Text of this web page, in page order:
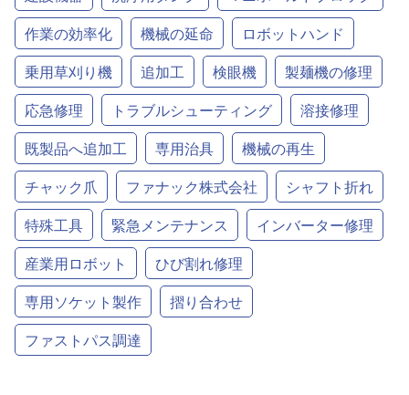
作業の効率化
機械の延命
ロボットハンド
乗用草刈り機
追加工 検眼機
製麺機の修理
応急修理
トラブルシューティング
溶接修理
既製品へ追加工
専用治具
機械の再生
チャック爪
ファナック株式会社
シャフト折れ
特殊工具
緊急メンテナンス
インバーター修理
産業用ロボット
ひび割れ修理
専用ソケット製作
摺り合わせ
ファストパス調達